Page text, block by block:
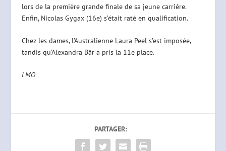
lors de la première grande finale de sa jeune carrière.
Enfin, Nicolas Gygax (16e) s’était raté en qualification.
Chez les dames, l’Australienne Laura Peel s’est imposée,
tandis qu’Alexandra Bär a pris la 11e place.
LMO
PARTAGER: